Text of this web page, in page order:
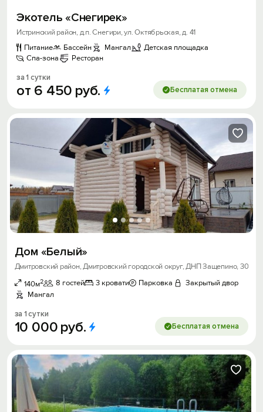
Экотель «Снегирек»
Истринский район, д.п. Снегири, ул. Октябрьская, д. 41
Питание
Бассейн Мангал
Детская площадка
Спа-зона
Ресторан
за 1 сутки
от 6 450 руб. Бесплатая отмена
Дом «Белый»
Дмитровский район, Дмитровский городской округ, ДНП Защепино, 30
140м2 8 гостей 3 кровати Парковка
Закрытый двор
Мангал
за 1 сутки
10 000 руб. Бесплатая отмена